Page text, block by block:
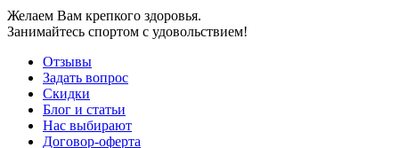
Желаем Вам крепкого здоровья.
Занимайтесь спортом с удовольствием!
Отзывы
Задать вопрос
Скидки
Блог и статьи
Нас выбирают
Договор-оферта